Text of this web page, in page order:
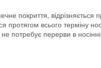
покриття,
протягом всього терміну
потребує перерви в